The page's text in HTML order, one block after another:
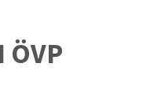
ÖVP